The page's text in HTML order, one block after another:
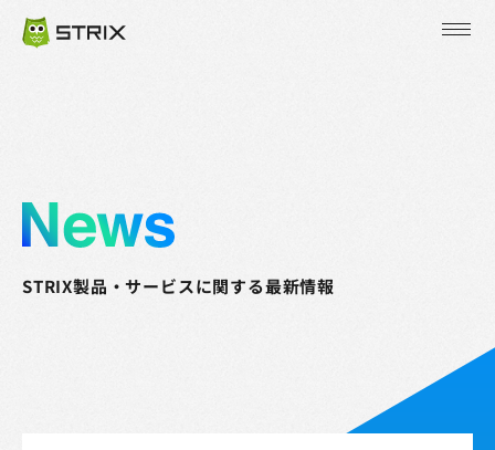
STRIX製品・サービスに関する最新情報